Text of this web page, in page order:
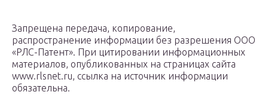
Запрещена передача, копирование,
распространение информации без разрешения ООО
«РЛС-Патент». При цитировании информационных
материалов, опубликованных на страницах сайта
www.rlsnet.ru, ссылка на источник информации
обязательна.